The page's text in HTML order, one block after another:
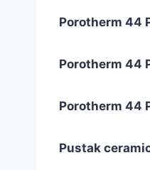
Porotherm 44
Porotherm 44
Porotherm 44
Pustak